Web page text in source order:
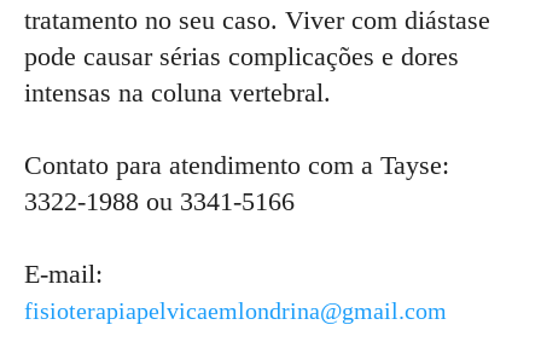
tratamento no seu caso. Viver com diástase
pode causar sérias complicações e dores
intensas na coluna vertebral.
Contato para atendimento com a Tayse:
3322-1988 ou 3341-5166
E-mail:
fisioterapiapelvicaemlondrina@gmail.com